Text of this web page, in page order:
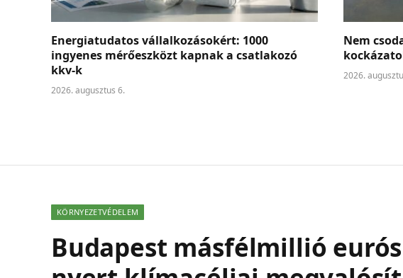
Energiatudatos vállalkozásokért: 1000
ingyenes mérőeszközt kapnak a csatlakozó
kkv-k
2026. augusztus 6.
Nem
2026.
KÖRNYEZETVÉDELEM
Budapest másfélmillió